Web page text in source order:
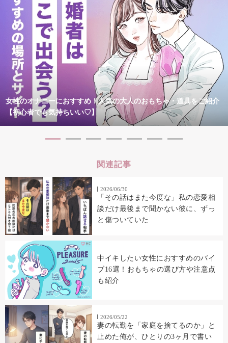
女性のオナニーにおすすめ！人気の大人のおもちゃ・道具をご紹介
【初心者でも気持ちいい♡】
関連記事
2026/06/30
「その話はまた今度な」私の恋愛相
談だけ最後まで聞かない彼に、ずっ
と傷ついていた
中イキしたい女性におすすめのバイ
ブ16選！おもちゃの選び方や注意点
も紹介
2026/05/22
妻の転勤を「家庭を捨てるのか」と
止めた俺が、ひとりの3ヶ月で書い